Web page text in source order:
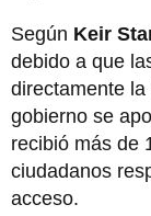
Según Keir
debido a que
directamente la
gobierno se
recibió más de
ciudadanos
acceso.